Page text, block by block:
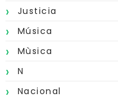
Justicia
Música
Mùsica
N
Nacional